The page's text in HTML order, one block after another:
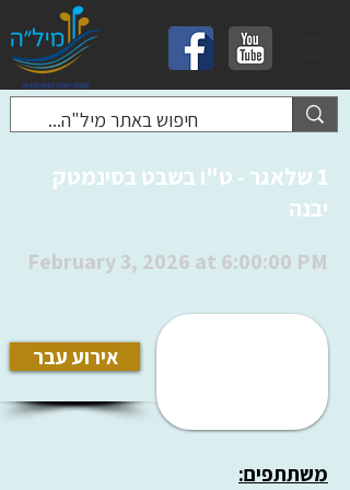
1 שלאגר - ט"ו בשבט בסינמטק
יבנה
February 3, 2026 at 6:00:00 PM
אירוע עבר
משתתפים: